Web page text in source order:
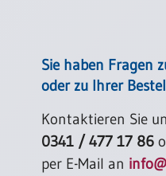
Sie haben Fragen
oder zu Ihrer
Kontaktieren Sie
0341 / 477 17 86
per E-Mail an